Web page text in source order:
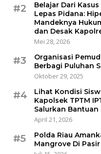
#2
Belajar Dari
Lepas Pidana:
Mandeknya
dan Desak
Mei 28, 2026
#3
Organisasi
Berbagi Puluhan
Oktober 29, 2025
#4
Lihat Kondisi
Kapolsek TPTM
Salurkan
April 21, 2026
#5
Polda Riau
Mangrove Di